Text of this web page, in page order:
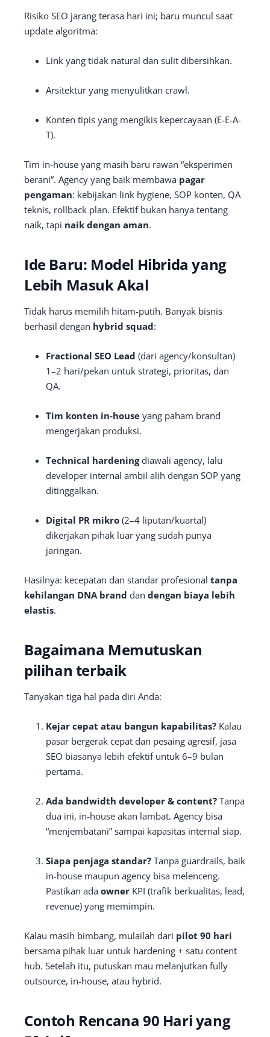
Risiko SEO jarang terasa hari ini; baru muncul saat
update algoritma:
Link yang tidak natural dan sulit dibersihkan.
Arsitektur yang menyulitkan crawl.
Konten tipis yang mengikis kepercayaan (E-E-A-
T).
Tim in-house yang masih baru rawan “eksperimen
berani”. Agency yang baik membawa pagar
pengaman: kebijakan link hygiene, SOP konten, QA
teknis, rollback plan. Efektif bukan hanya tentang
naik, tapi naik dengan aman.
Ide Baru: Model Hibrida yang
Lebih Masuk Akal
Tidak harus memilih hitam-putih. Banyak bisnis
berhasil dengan hybrid squad:
Fractional SEO Lead (dari agency/konsultan)
1–2 hari/pekan untuk strategi, prioritas, dan
QA.
Tim konten in-house yang paham brand
mengerjakan produksi.
Technical hardeningdiawali agency, lalu
developer internal ambil alih dengan SOP yang
ditinggalkan.
Digital PR mikro (2–4 liputan/kuartal)
dikerjakan pihak luar yang sudah punya
jaringan.
Hasilnya: kecepatan dan standar profesional tanpa
kehilangan DNA brand dan dengan biaya lebih
elastis.
Bagaimana Memutuskan
pilihan terbaik
Tanyakan tiga hal pada diri Anda:
Kejar cepat atau bangun kapabilitas? Kalau
pasar bergerak cepat dan pesaing agresif, jasa
SEO biasanya lebih efektif untuk 6–9 bulan
pertama.
Ada bandwidth developer & content? Tanpa
dua ini, in-house akan lambat. Agency bisa
“menjembatani” sampai kapasitas internal siap.
Siapa penjaga standar? Tanpa guardrails, baik
in-house maupun agency bisa melenceng.
Pastikan ada owner KPI (trafik berkualitas, lead,
revenue) yang memimpin.
Kalau masih bimbang, mulailah dari pilot 90 hari
bersama pihak luar untuk hardening + satu content
hub. Setelah itu, putuskan mau melanjutkan fully
outsource, in-house, atau hybrid.
Contoh Rencana 90 Hari yang